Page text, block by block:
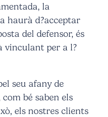
la
haurà d?acceptar
del defensor, és
vinculant per a l?
seu afany de
bé saben els
els nostres clients